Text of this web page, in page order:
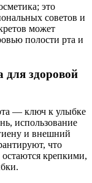
это
советов и
может
полости рта и
для здоровой
— ключ к улыбке
использование
и внешний
что
остаются крепкими,